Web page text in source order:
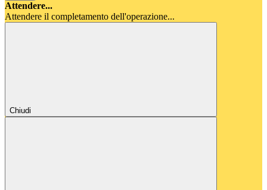
Attendere...
Attendere il completamento dell'operazione...
Chiudi